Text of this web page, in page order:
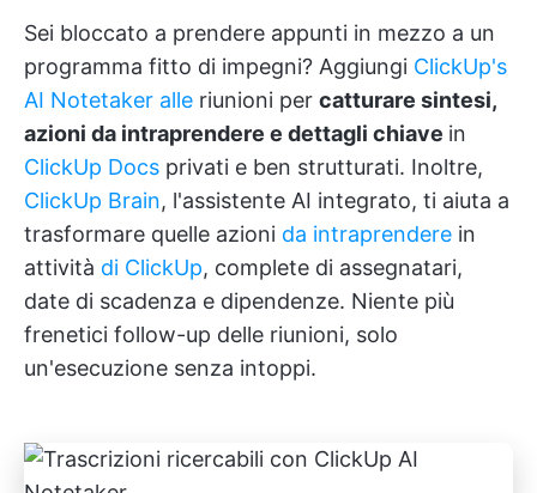
Sei bloccato a prendere appunti in mezzo a un
programma fitto di impegni? Aggiungi ClickUp's
AI Notetaker alle riunioni per catturare sintesi,
azioni da intraprendere e dettagli chiave in
ClickUp Docs privati e ben strutturati. Inoltre,
ClickUp Brain, l'assistente AI integrato, ti aiuta a
trasformare quelle azioni da intraprendere in
attività di ClickUp, complete di assegnatari,
date di scadenza e dipendenze. Niente più
frenetici follow-up delle riunioni, solo
un'esecuzione senza intoppi.